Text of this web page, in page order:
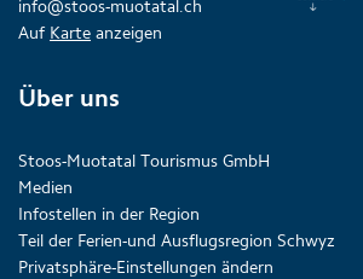
info@stoos-muotatal.ch
Auf Karte anzeigen
Über uns
Stoos-Muotatal Tourismus GmbH
Medien
Infostellen in der Region
Teil der Ferien-und Ausflugsregion Schwyz
Privatsphäre-Einstellungen ändern